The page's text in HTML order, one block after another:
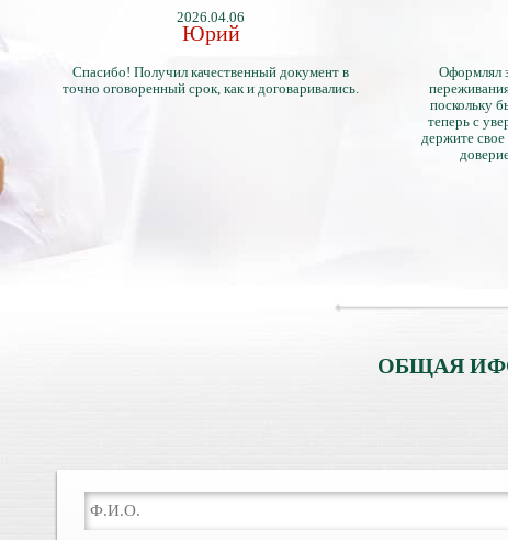
2026.04.06
Юрий
Спасибо! Получил качественный документ в
точно оговоренный срок, как и договаривались.
Оформлял
поскольку
теперь с
держите
ОБЩАЯ